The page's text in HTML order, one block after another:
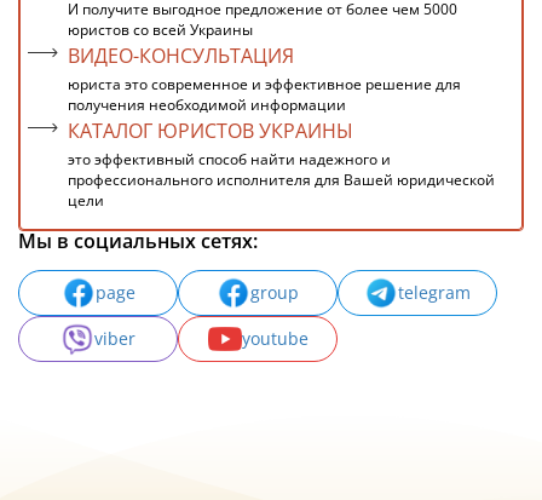
И получите выгодное предложение от более чем 5000
юристов со всей Украины
ВИДЕО-КОНСУЛЬТАЦИЯ
юриста это современное и эффективное решение для
получения необходимой информации
КАТАЛОГ ЮРИСТОВ УКРАИНЫ
это эффективный способ найти надежного и
профессионального исполнителя для Вашей юридической
цели
Мы в социальных сетях:
page group
telegram
viber
youtube